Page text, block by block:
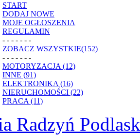
START
DODAJ NOWE
MOJE OGŁOSZENIA
REGULAMIN
- - - - - - -
ZOBACZ WSZYSTKIE(152)
- - - - - - -
MOTORYZACJA (12)
INNE (91)
ELEKTRONIKA (16)
NIERUCHOMOŚCI (22)
PRACA (11)
Radzyń